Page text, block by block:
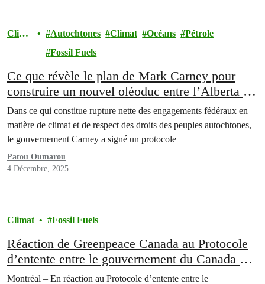
Clima
Autochtones Climat Océans
Pétrole
Fossil Fuels
Ce que révèle le plan de Mark Carney pour
construire un nouvel oléoduc entre l’Alberta et
la Colombie-Britannique
Dans ce qui constitue rupture nette des engagements fédéraux en
matière de climat et de respect des droits des peuples autochtones,
le gouvernement Carney a signé un protocole
Patou Oumarou
4 Décembre, 2025
Climat Fossil Fuels
Réaction de Greenpeace Canada au Protocole
d’entente entre le gouvernement du Canada et
le gouvernement de l’Alberta
Montréal – En réaction au Protocole d’entente entre le